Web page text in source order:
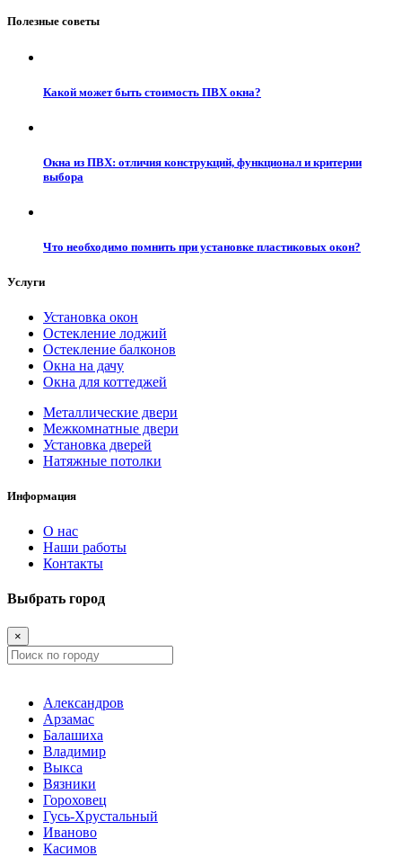
Полезные советы
Какой может быть стоимость ПВХ окна?
Окна из ПВХ: отличия конструкций, функционал и критерии
выбора
Что необходимо помнить при установке пластиковых окон?
Услуги
Установка окон
Остекление лоджий
Остекление балконов
Окна на дачу
Окна для коттеджей
Металлические двери
Межкомнатные двери
Установка дверей
Натяжные потолки
Информация
О нас
Наши работы
Контакты
Выбрать город
×
Александров
Арзамас
Балашиха
Владимир
Выкса
Вязники
Гороховец
Гусь-Хрустальный
Иваново
Касимов